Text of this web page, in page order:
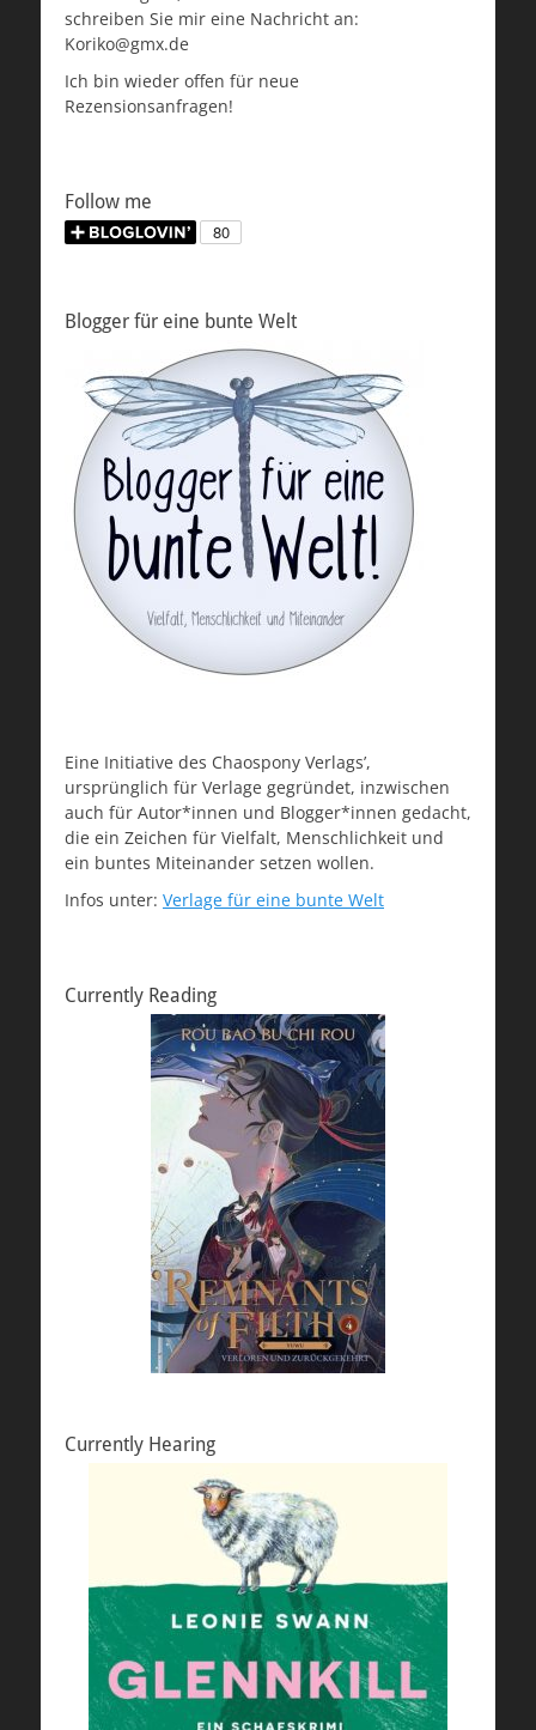
schreiben Sie mir eine Nachricht an:
Koriko@gmx.de
Ich bin wieder offen für neue
Rezensionsanfragen!
Follow me
Blogger für eine bunte Welt
Eine Initiative des Chaospony Verlags’,
ursprünglich für Verlage gegründet, inzwischen
auch für Autor*innen und Blogger*innen gedacht,
die ein Zeichen für Vielfalt, Menschlichkeit und
ein buntes Miteinander setzen wollen.
Infos unter: Verlage für eine bunte Welt
Currently Reading
Currently Hearing